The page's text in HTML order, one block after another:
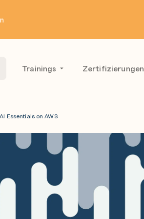
Trainings Zertifizierungen
Essentials on AWS